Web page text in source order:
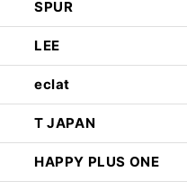
SPUR
LEE
eclat
T JAPAN
HAPPY PLUS ONE